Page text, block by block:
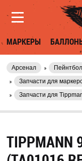
МАРКЕРЫ
Арсенал
Запчасти для
Запчасти для
TIPPMANN